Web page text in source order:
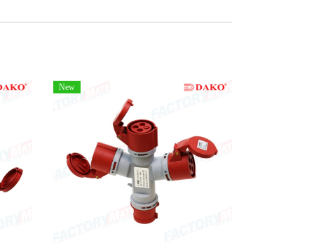
New